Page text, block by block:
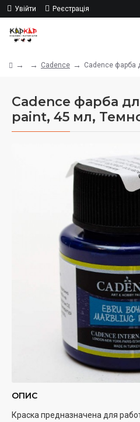
Увійти Реєстрація
Cadence Cadence фарба
Cadence фарба
paint, 45 мл,
ОПИС
Краска предназначена для